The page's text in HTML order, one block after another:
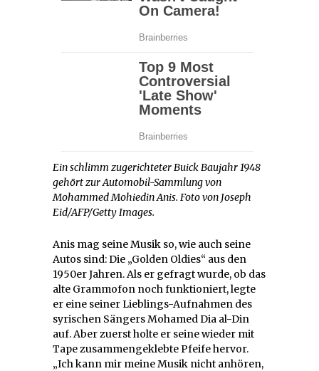
Ein schlimm zugerichteter Buick Baujahr 1948
gehört zur Automobil-Sammlung von
Mohammed Mohiedin Anis. Foto von Joseph
Eid/AFP/Getty Images.
Anis mag seine Musik so, wie auch seine
Autos sind: Die „Golden Oldies“ aus den
1950er Jahren. Als er gefragt wurde, ob das
alte Grammofon noch funktioniert, legte
er eine seiner Lieblings-Aufnahmen des
syrischen Sängers Mohamed Dia al-Din
auf. Aber zuerst holte er seine wieder mit
Tape zusammengeklebte Pfeife hervor.
„Ich kann mir meine Musik nicht anhören,